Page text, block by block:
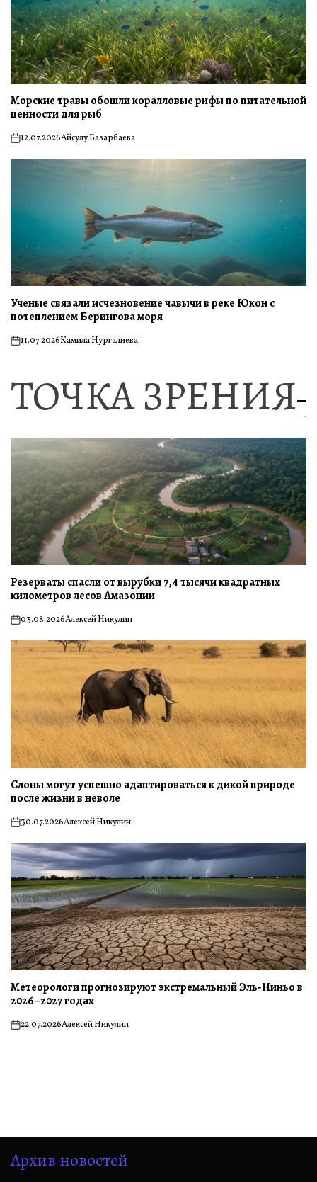
Морские травы обошли коралловые рифы по питательной
ценности для рыб
on12.07.2026Айсулу Базарбаева
Ученые связали исчезновение чавычи в реке Юкон с
потеплением Берингова моря
on11.07.2026Камила Нургалиева
ТОЧКА ЗРЕНИЯ
Резерваты спасли от вырубки 7,4 тысячи квадратных
километров лесов Амазонии
on03.08.2026Алексей Никулин
Слоны могут успешно адаптироваться к дикой природе
после жизни в неволе
on30.07.2026Алексей Никулин
Метеорологи прогнозируют экстремальный Эль-Ниньо в
2026–2027 годах
on22.07.2026Алексей Никулин
Архив новостей